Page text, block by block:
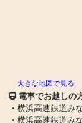
大きな地図で見る
電車でお越しの
・横浜高速鉄道み
・横浜高速鉄道み